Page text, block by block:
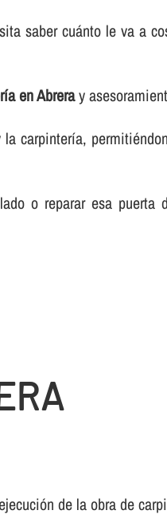
saber cuánto le va a
en Abreray
carpinterí­a,
o reparar esa puerta
de la obra de